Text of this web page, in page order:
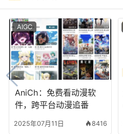
AniCh：免费看动漫软
件，跨平台动漫追番
2025年07月11日 8416
AIGC